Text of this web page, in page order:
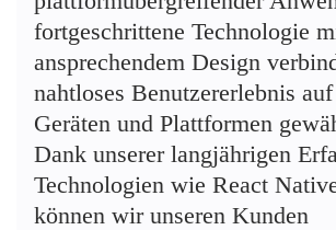
fortgeschrittene Technologie
ansprechendem Design
nahtloses Benutzererlebnis
Geräten und Plattformen
Dank unserer langjährigen
Technologien wie React
können wir unseren Kunden